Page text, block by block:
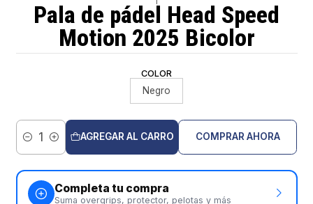
Pala de pádel Head Speed
Motion 2025 Bicolor
COLOR
Negro
Cantidad
AGREGAR AL CARRO COMPRAR AHORA
Completa tu compra
Suma overgrips, protector, pelotas y más